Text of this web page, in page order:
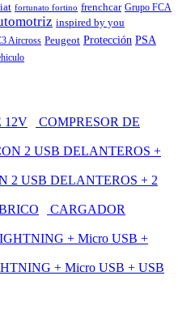
fortunato fortino frenchcar Grupo FCA
inspired by you
Aircross Peugeot Protección PSA
COMPRESOR DE
2 USB DELANTEROS + 2
CARGADOR
+ Micro USB + USB